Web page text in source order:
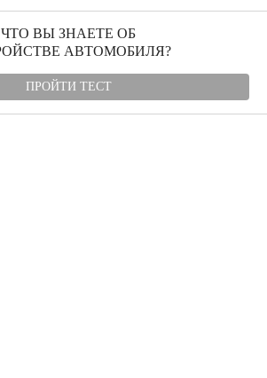
ЧТО ВЫ ЗНАЕТЕ ОБ
АВТОМОБИЛЯ?
ПРОЙТИ ТЕСТ